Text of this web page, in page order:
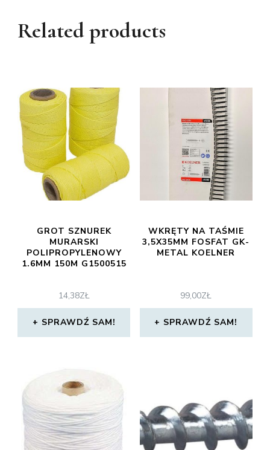
Related products
GROT SZNUREK
MURARSKI
POLIPROPYLENOWY
1.6MM 150M G1500515
14,38ZŁ
SPRAWDŹ SAM!
WKRĘTY NA TAŚMIE
3,5X35MM FOSFAT GK-
METAL KOELNER
99,00ZŁ
SPRAWDŹ SAM!